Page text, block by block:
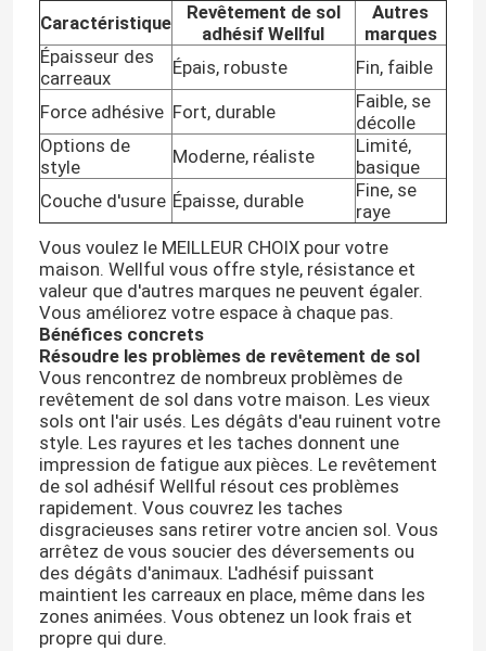
Caractéristique
Revêtement de sol
adhésif Wellful
Autres
marques
Épaisseur des
carreaux
Épais, robuste Fin, faible
Force adhésive Fort, durable
Faible, se
décolle
Options de
style
Moderne, réaliste
Limité,
basique
Couche d'usure Épaisse, durable
Fine, se
raye
Vous voulez le MEILLEUR CHOIX pour votre
maison. Wellful vous offre style, résistance et
valeur que d'autres marques ne peuvent égaler.
Vous améliorez votre espace à chaque pas.
Bénéfices concrets
Résoudre les problèmes de revêtement de sol
Vous rencontrez de nombreux problèmes de
revêtement de sol dans votre maison. Les vieux
sols ont l'air usés. Les dégâts d'eau ruinent votre
style. Les rayures et les taches donnent une
impression de fatigue aux pièces. Le revêtement
de sol adhésif Wellful résout ces problèmes
rapidement. Vous couvrez les taches
disgracieuses sans retirer votre ancien sol. Vous
arrêtez de vous soucier des déversements ou
des dégâts d'animaux. L'adhésif puissant
maintient les carreaux en place, même dans les
zones animées. Vous obtenez un look frais et
propre qui dure.